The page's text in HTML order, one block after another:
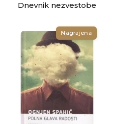
Dnevnik nezvestobe
Nagrajena